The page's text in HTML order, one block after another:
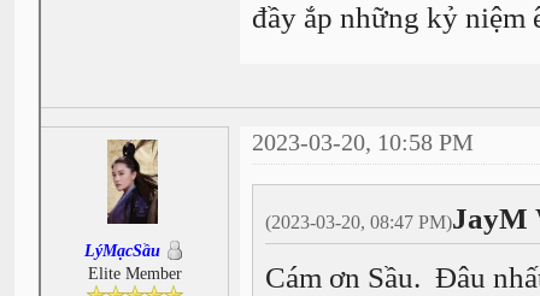
đầy ắp những kỷ niệm
LýMạcSầu
Elite Member
2023-03-20, 10:58 PM
(2023-03-20, 08:47 PM)JayM
Cám ơn Sầu. Đâu